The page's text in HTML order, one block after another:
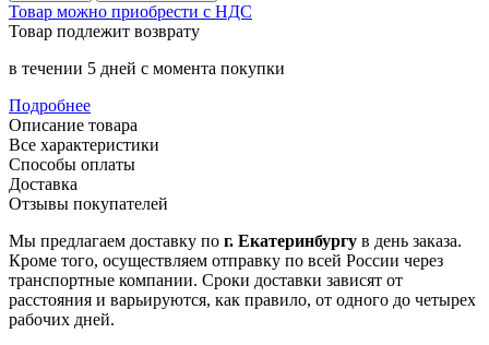
Товар можно приобрести с НДС
Товар подлежит возврату
в течении 5 дней с момента покупки
Подробнее
Описание товара
Все характеристики
Способы оплаты
Доставка
Отзывы покупателей
Мы предлагаем доставку по г. Екатеринбургу в день заказа.
Кроме того, осуществляем отправку по всей России через
транспортные компании. Сроки доставки зависят от
расстояния и варьируются, как правило, от одного до четырех
рабочих дней.